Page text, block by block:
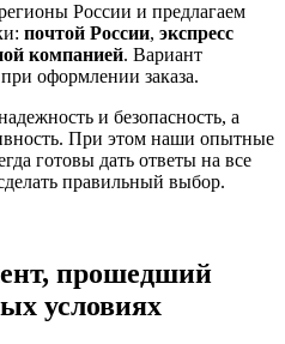
России и предлагаем
почтой России, экспресс
компанией. Вариант
оформлении заказа.
и безопасность, а
При этом наши опытные
готовы дать ответы на все
правильный выбор.
прошедший
условиях